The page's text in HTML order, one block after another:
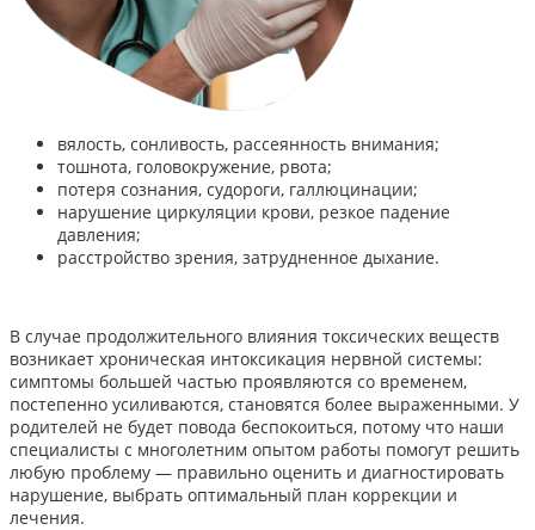
вялость, сонливость, рассеянность внимания;
тошнота, головокружение, рвота;
потеря сознания, судороги, галлюцинации;
нарушение циркуляции крови, резкое падение
давления;
расстройство зрения, затрудненное дыхание.
В случае продолжительного влияния токсических веществ
возникает хроническая интоксикация нервной системы:
симптомы большей частью проявляются со временем,
постепенно усиливаются, становятся более выраженными. У
родителей не будет повода беспокоиться, потому что наши
специалисты с многолетним опытом работы помогут решить
любую проблему — правильно оценить и диагностировать
нарушение, выбрать оптимальный план коррекции и
лечения.